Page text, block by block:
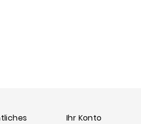
Ihr Konto